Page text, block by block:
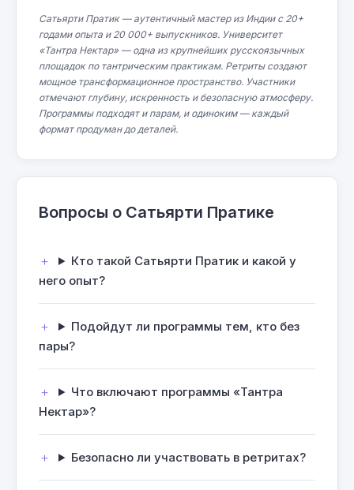
Сатьярти Пратик — аутентичный мастер из Индии с 20+
годами опыта и 20 000+ выпускников. Университет
«Тантра Нектар» — одна из крупнейших русскоязычных
площадок по тантрическим практикам. Ретриты создают
мощное трансформационное пространство. Участники
отмечают глубину, искренность и безопасную атмосферу.
Программы подходят и парам, и одиноким — каждый
формат продуман до деталей.
Вопросы о Сатьярти Пратике
Кто такой Сатьярти Пратик и какой у
него опыт?
Подойдут ли программы тем, кто без
пары?
Что включают программы «Тантра
Нектар»?
Безопасно ли участвовать в ретритах?